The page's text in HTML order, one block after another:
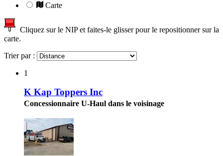
Carte
Cliquez sur le NIP et faites-le glisser pour le repositionner sur la
carte.
Trier par :
1
K Kap Toppers Inc
Concessionnaire U-Haul dans le voisinage